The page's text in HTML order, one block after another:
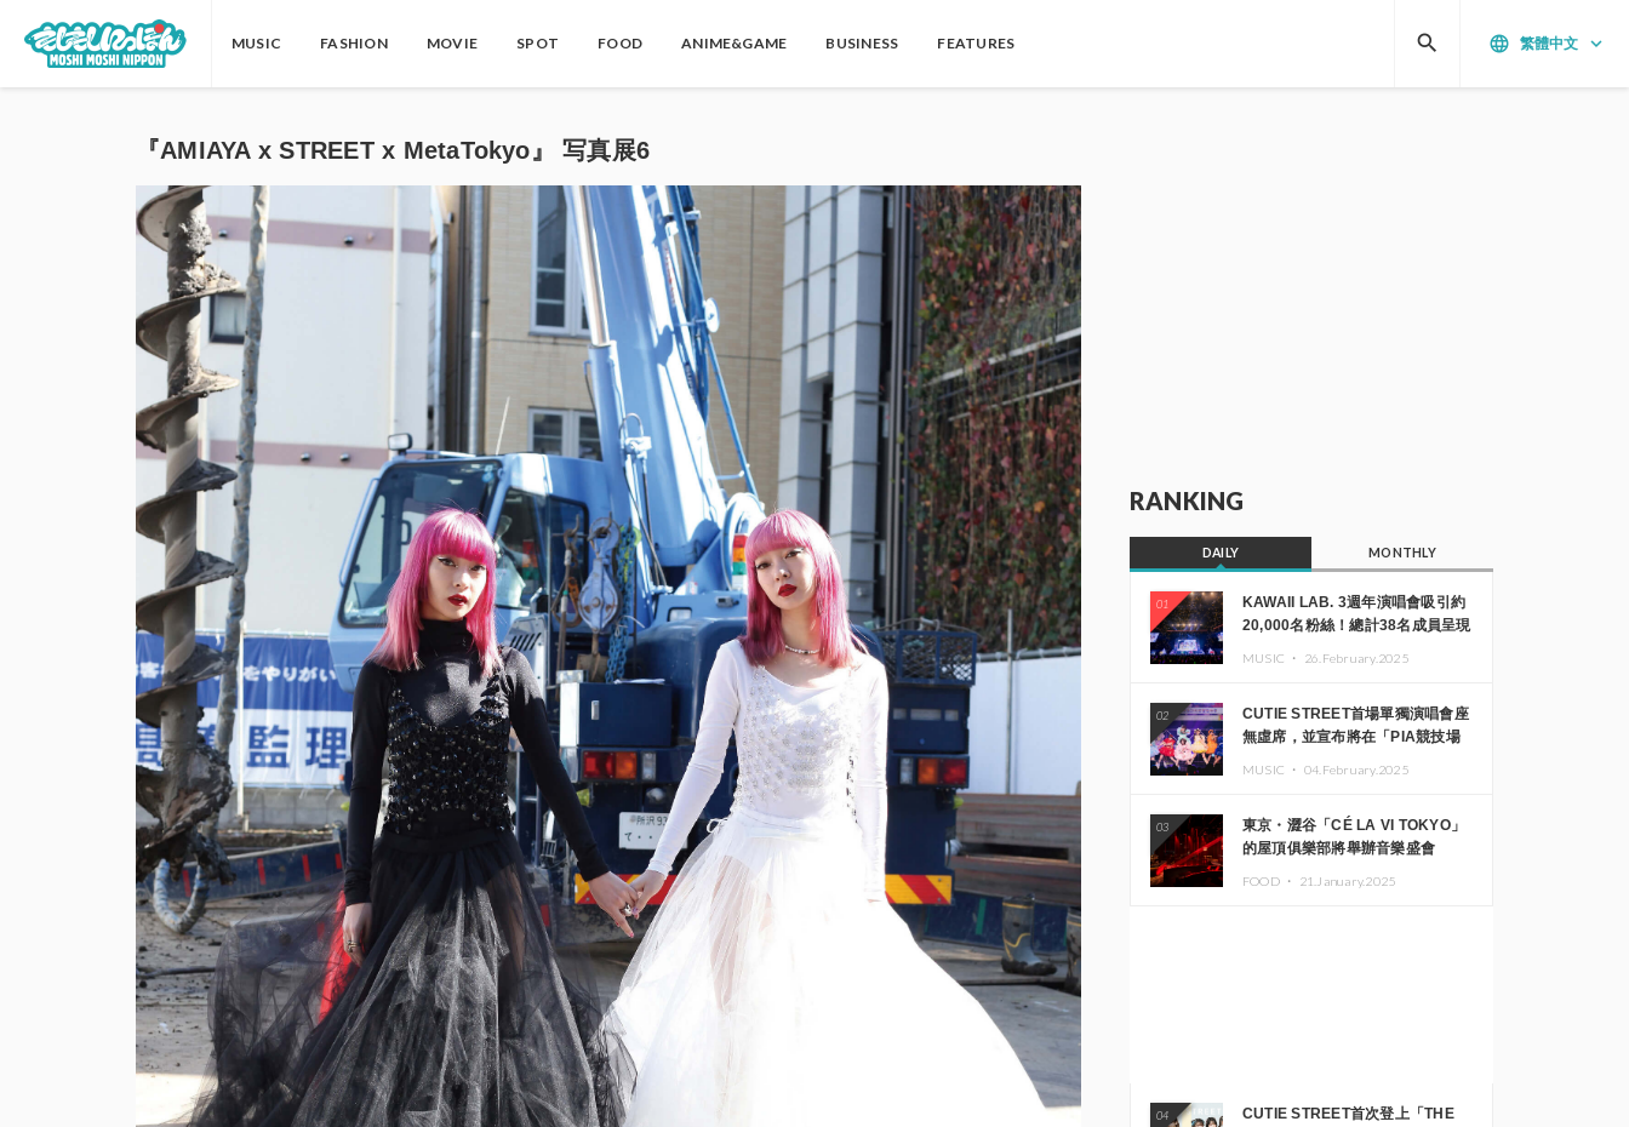
MUSIC FASHION MOVIE SPOT FOOD ANIME&GAME BUSINESS FEATURES language 繁體中文 keyboard_arrow_down
search
『AMIAYA x STREET x MetaTokyo』 写真展6
RANKING
DAILY MONTHLY
01
KAWAII LAB. 3週年演唱會吸引約
20,000名粉絲！總計38名成員呈現
MUSIC ・ 26.February.2025
02
CUTIE STREET首場單獨演唱會座
無虛席，並宣布將在「PIA競技場
MUSIC ・ 04.February.2025
03
東京・澀谷「CÉ LA VI TOKYO」
的屋頂俱樂部將舉辦音樂盛會
FOOD ・ 21.January.2025
04
CUTIE STREET首次登上「THE